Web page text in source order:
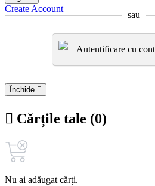
Create Account
sau
Autentificare cu
Închide
Cărțile tale (0)
Nu ai adăugat cărți.